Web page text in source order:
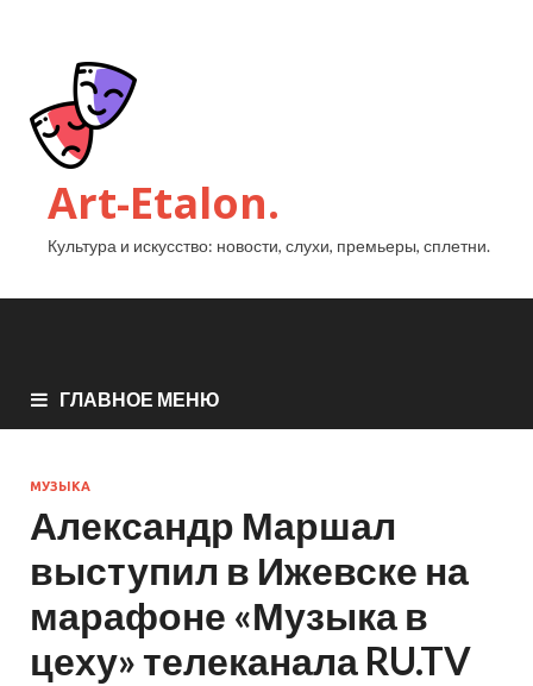
Art-Etalon.
Культура и искусство: новости, слухи, премьеры, сплетни.
ГЛАВНОЕ МЕНЮ
МУЗЫКА
Александр Маршал
выступил в Ижевске на
марафоне «Музыка в
цеху» телеканала RU.TV